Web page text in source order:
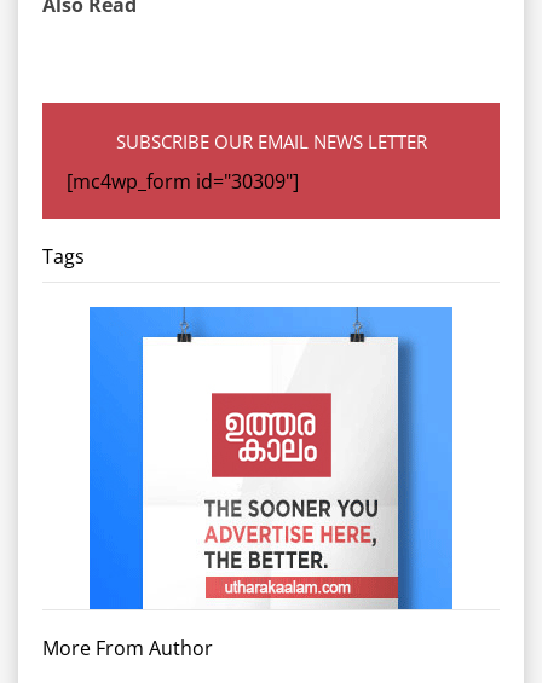
SUBSCRIBE OUR EMAIL NEWS LETTER
[mc4wp_form id="30309"]
Tags
More From Author